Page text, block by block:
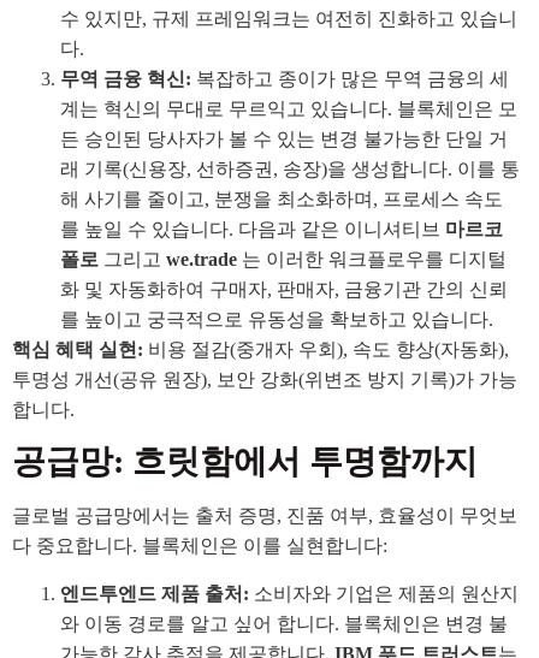
수 있지만, 규제 프레임워크는 여전히 진화하고 있습니
다.
무역 금융 혁신: 복잡하고 종이가 많은 무역 금융의 세
계는 혁신의 무대로 무르익고 있습니다. 블록체인은 모
든 승인된 당사자가 볼 수 있는 변경 불가능한 단일 거
래 기록(신용장, 선하증권, 송장)을 생성합니다. 이를 통
해 사기를 줄이고, 분쟁을 최소화하며, 프로세스 속도
를 높일 수 있습니다. 다음과 같은 이니셔티브 마르코
폴로 그리고 we.trade 는 이러한 워크플로우를 디지털
화 및 자동화하여 구매자, 판매자, 금융기관 간의 신뢰
를 높이고 궁극적으로 유동성을 확보하고 있습니다.
핵심 혜택 실현: 비용 절감(중개자 우회), 속도 향상(자동화),
투명성 개선(공유 원장), 보안 강화(위변조 방지 기록)가 가능
합니다.
공급망: 흐릿함에서 투명함까지
글로벌 공급망에서는 출처 증명, 진품 여부, 효율성이 무엇보
다 중요합니다. 블록체인은 이를 실현합니다:
엔드투엔드 제품 출처: 소비자와 기업은 제품의 원산지
와 이동 경로를 알고 싶어 합니다. 블록체인은 변경 불
가능한 감사 추적을 제공합니다. IBM 푸드 트러스트는